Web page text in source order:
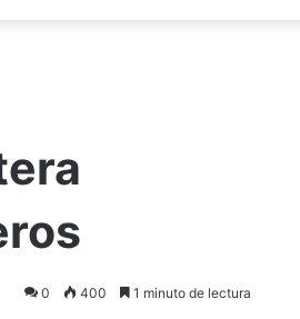
0 400 1 minuto de lectura